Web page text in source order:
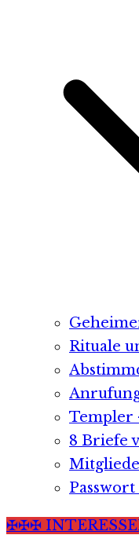
Rituale
Templer
8 Briefe
✠✠✠